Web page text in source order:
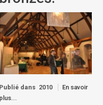
Publié dans 2010
En savoir
plus...